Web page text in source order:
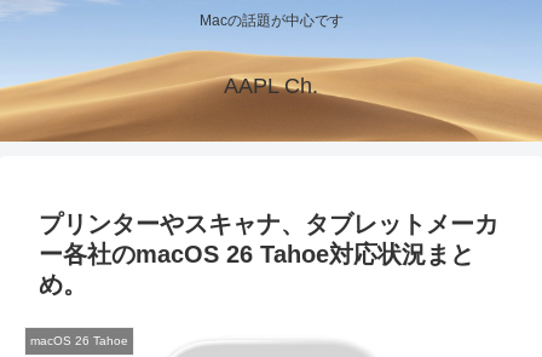
Macの話題が中心です
AAPL Ch.
プリンターやスキャナ、タブレットメーカ
ー各社のmacOS 26 Tahoe対応状況まと
め。
macOS 26 Tahoe